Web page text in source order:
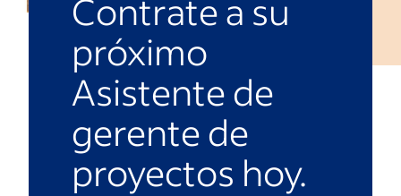
Contrate a su
próximo
Asistente de
gerente de
proyectos hoy.